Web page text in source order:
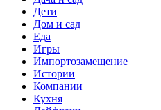
Дети
Дом и сад
Еда
Игры
Импортозамещение
Истории
Компании
Кухня